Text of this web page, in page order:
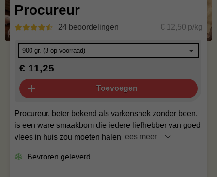
Procureur
24 beoordelingen € 12,50 p/kg
Procureur, beter bekend als varkensnek zonder been,
is een ware smaakbom die iedere liefhebber van goed
vlees in huis zou moeten halen lees meer
Bevroren geleverd
€ 11,25
Toevoegen